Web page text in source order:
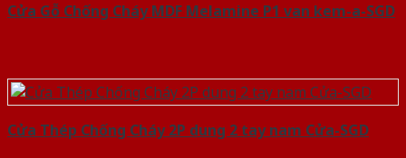
Cửa Gỗ Chống Cháy MDF Melamine P1 van kem-a-SGD
Cửa Thép Chống Cháy 2P dung 2 tay nam Cửa-SGD